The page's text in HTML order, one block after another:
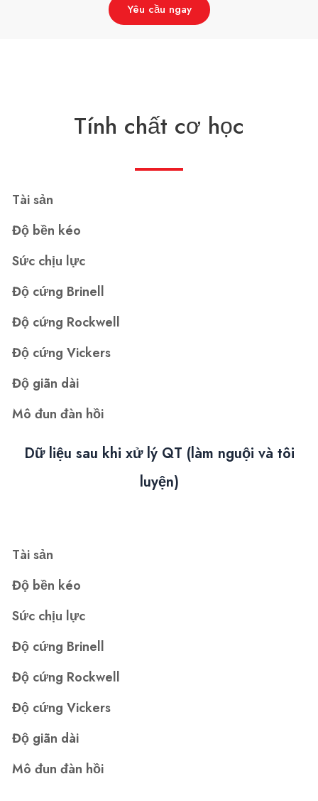
Yêu cầu ngay
Tính chất cơ học
Tài sản
Độ bền kéo
Sức chịu lực
Độ cứng Brinell
Độ cứng Rockwell
Độ cứng Vickers
Độ giãn dài
Mô đun đàn hồi
Dữ liệu sau khi xử lý QT (làm nguội và tôi
luyện)
Tài sản
Độ bền kéo
Sức chịu lực
Độ cứng Brinell
Độ cứng Rockwell
Độ cứng Vickers
Độ giãn dài
Mô đun đàn hồi